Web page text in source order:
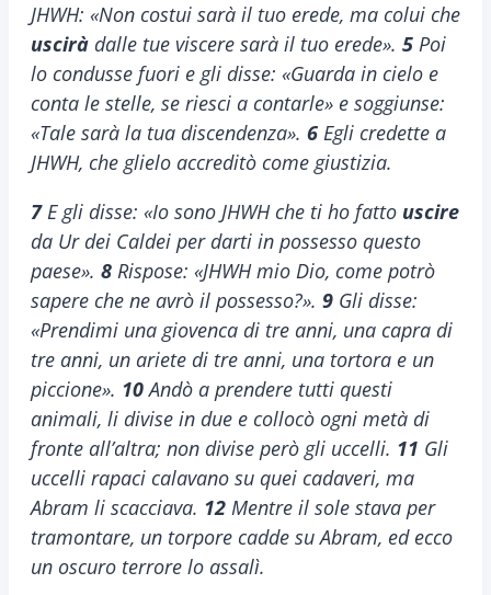
JHWH: «Non costui sarà il tuo erede, ma colui che
uscirà dalle tue viscere sarà il tuo erede». 5 Poi
lo condusse fuori e gli disse: «Guarda in cielo e
conta le stelle, se riesci a contarle» e soggiunse:
«Tale sarà la tua discendenza». 6 Egli credette a
JHWH, che glielo accreditò come giustizia.
7E gli disse: «Io sono JHWH che ti ho fatto uscire
da Ur dei Caldei per darti in possesso questo
paese». 8 Rispose: «JHWH mio Dio, come potrò
sapere che ne avrò il possesso?». 9 Gli disse:
«Prendimi una giovenca di tre anni, una capra di
tre anni, un ariete di tre anni, una tortora e un
piccione». 10Andò a prendere tutti questi
animali, li divise in due e collocò ogni metà di
fronte all’altra; non divise però gli uccelli. 11 Gli
uccelli rapaci calavano su quei cadaveri, ma
Abram li scacciava. 12 Mentre il sole stava per
tramontare, un torpore cadde su Abram, ed ecco
un oscuro terrore lo assalì.